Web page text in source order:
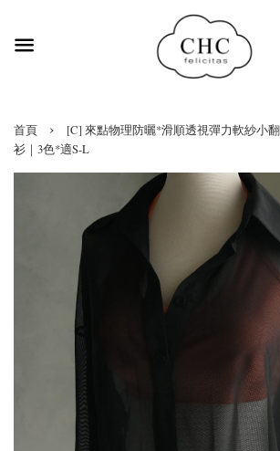
首頁 ›
[C] 來點物理防曬*滑順透視彈力軟紗小
衫｜3色*適S-L